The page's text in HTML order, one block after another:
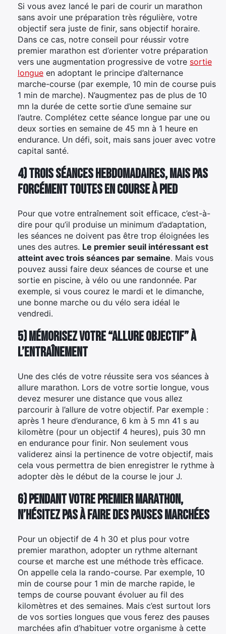
Si vous avez lancé le pari de courir un marathon
sans avoir une préparation très régulière, votre
objectif sera juste de finir, sans objectif horaire.
Dans ce cas, notre conseil pour réussir votre
premier marathon est d’orienter votre préparation
vers une augmentation progressive de votre sortie
longue en adoptant le principe d’alternance
marche-course (par exemple, 10 min de course puis
1 min de marche). N’augmentez pas de plus de 10
mn la durée de cette sortie d’une semaine sur
l’autre. Complétez cette séance longue par une ou
deux sorties en semaine de 45 mn à 1 heure en
endurance. Un défi, soit, mais sans jouer avec votre
capital santé.
4) Trois séances hebdomadaires, mais pas
forcément toutes en course à pied
Pour que votre entraînement soit efficace, c’est-à-
dire pour qu’il produise un minimum d’adaptation,
les séances ne doivent pas être trop éloignées les
unes des autres. Le premier seuil intéressant est
atteint avec trois séances par semaine. Mais vous
pouvez aussi faire deux séances de course et une
sortie en piscine, à vélo ou une randonnée. Par
exemple, si vous courez le mardi et le dimanche,
une bonne marche ou du vélo sera idéal le
vendredi.
5) Mémorisez votre “allure objectif” à
l’entraînement
Une des clés de votre réussite sera vos séances à
allure marathon. Lors de votre sortie longue, vous
devez mesurer une distance que vous allez
parcourir à l’allure de votre objectif. Par exemple :
après 1 heure d’endurance, 6 km à 5 mn 41 s au
kilomètre (pour un objectif 4 heures), puis 30 mn
en endurance pour finir. Non seulement vous
validerez ainsi la pertinence de votre objectif, mais
cela vous permettra de bien enregistrer le rythme à
adopter dès le début de la course le jour J.
6) Pendant votre premier marathon,
n’hésitez pas à faire des pauses marchées
Pour un objectif de 4 h 30 et plus pour votre
premier marathon, adopter un rythme alternant
course et marche est une méthode très efficace.
On appelle cela la rando-course. Par exemple, 10
min de course pour 1 min de marche rapide, le
temps de course pouvant évoluer au fil des
kilomètres et des semaines. Mais c’est surtout lors
de vos sorties longues que vous ferez des pauses
marchées afin d’habituer votre organisme à cette